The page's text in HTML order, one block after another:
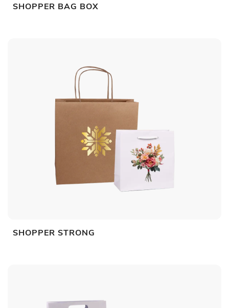
SHOPPER BAG BOX
SHOPPER STRONG